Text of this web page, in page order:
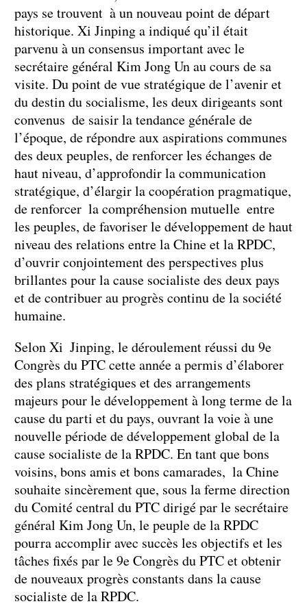
pays se trouvent à un nouveau point de départ
historique. Xi Jinping a indiqué qu’il était
parvenu à un consensus important avec le
secrétaire général Kim Jong Un au cours de sa
visite. Du point de vue stratégique de l’avenir et
du destin du socialisme, les deux dirigeants sont
convenus de saisir la tendance générale de
l’époque, de répondre aux aspirations communes
des deux peuples, de renforcer les échanges de
haut niveau, d’approfondir la communication
stratégique, d’élargir la coopération pragmatique,
de renforcer la compréhension mutuelle entre
les peuples, de favoriser le développement de haut
niveau des relations entre la Chine et la RPDC,
d’ouvrir conjointement des perspectives plus
brillantes pour la cause socialiste des deux pays
et de contribuer au progrès continu de la société
humaine.
Selon Xi Jinping, le déroulement réussi du 9e
Congrès du PTC cette année a permis d’élaborer
des plans stratégiques et des arrangements
majeurs pour le développement à long terme de la
cause du parti et du pays, ouvrant la voie à une
nouvelle période de développement global de la
cause socialiste de la RPDC. En tant que bons
voisins, bons amis et bons camarades, la Chine
souhaite sincèrement que, sous la ferme direction
du Comité central du PTC dirigé par le secrétaire
général Kim Jong Un, le peuple de la RPDC
pourra accomplir avec succès les objectifs et les
tâches fixés par le 9e Congrès du PTC et obtenir
de nouveaux progrès constants dans la cause
socialiste de la RPDC.